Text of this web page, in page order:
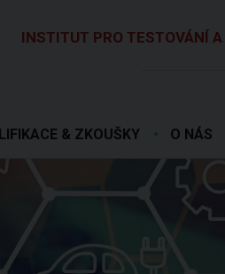
INSTITUT PRO TESTOVÁNÍ
& ZKOUŠKY O NÁS